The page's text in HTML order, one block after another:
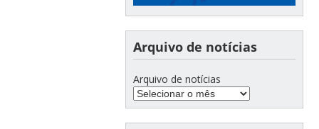
Arquivo de notícias
Arquivo de notícias